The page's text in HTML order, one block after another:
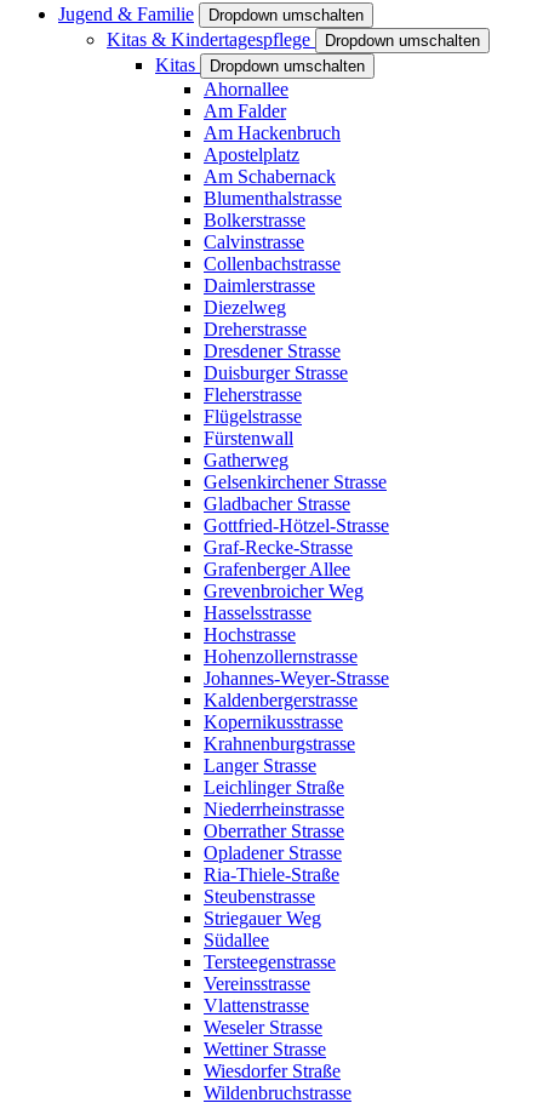
Jugend & Familie Dropdown umschalten
Kitas & Kindertagespflege Dropdown umschalten
Kitas Dropdown umschalten
Ahornallee
Am Falder
Am Hackenbruch
Apostelplatz
Am Schabernack
Blumenthalstrasse
Bolkerstrasse
Calvinstrasse
Collenbachstrasse
Daimlerstrasse
Diezelweg
Dreherstrasse
Dresdener Strasse
Duisburger Strasse
Fleherstrasse
Flügelstrasse
Fürstenwall
Gatherweg
Gelsenkirchener Strasse
Gladbacher Strasse
Gottfried-Hötzel-Strasse
Graf-Recke-Strasse
Grafenberger Allee
Grevenbroicher Weg
Hasselsstrasse
Hochstrasse
Hohenzollernstrasse
Johannes-Weyer-Strasse
Kaldenbergerstrasse
Kopernikusstrasse
Krahnenburgstrasse
Langer Strasse
Leichlinger Straße
Niederrheinstrasse
Oberrather Strasse
Opladener Strasse
Ria-Thiele-Straße
Steubenstrasse
Striegauer Weg
Südallee
Tersteegenstrasse
Vereinsstrasse
Vlattenstrasse
Weseler Strasse
Wettiner Strasse
Wiesdorfer Straße
Wildenbruchstrasse